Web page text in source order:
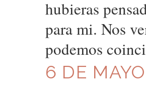
hubieras
para mi. Nos
podemos
6 DE